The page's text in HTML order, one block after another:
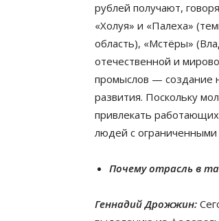
рублей получают,
«Холуя» и «Палеха»
область), «Мстёры»
отечественной и
промыслов — создание
развития. Поскольку
привлекать
людей с
Почему отрасль в
Геннадий Дрожжин: